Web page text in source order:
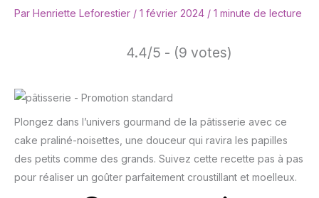
Par Henriette Leforestier / 1 février 2024 / 1 minute de lecture
4.4/5 - (9 votes)
Plongez dans l’univers gourmand de la pâtisserie avec ce
cake praliné-noisettes, une douceur qui ravira les papilles
des petits comme des grands. Suivez cette recette pas à pas
pour réaliser un goûter parfaitement croustillant et moelleux.